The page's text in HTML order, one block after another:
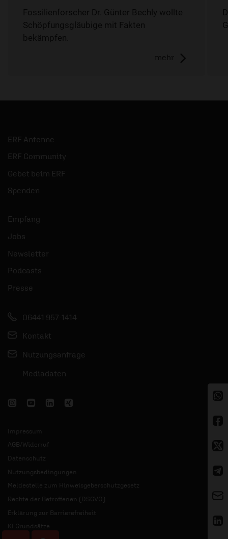
Fossilienforscher Dr. Günter Bechly wollte
Schöpfungsgläubige mit Fakten
bekämpfen.
mehr
ERF Antenne
ERF Community
Gebet beim ERF
Spenden
Empfang
Jobs
Newsletter
Podcasts
Presse
06441 957-1414
Kontakt
Nutzungsanfrage
Mediadaten
Impressum
AGB/Widerruf
Datenschutz
Nutzungsbedingungen
Meldestelle zum Hinweisgeberschutzgesetz
Rechte der Betroffenen (DSGVO)
Erklärung zur Barrierefreiheit
KI Grundsätze